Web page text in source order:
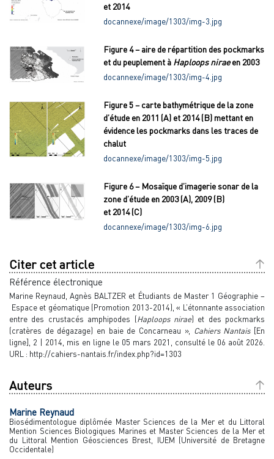
et 2014
docannexe/image/1303/img-3.jpg
Figure 4 – aire de répartition des pockmarks
et du peuplement à Haploops niraeen 2003
docannexe/image/1303/img-4.jpg
Figure 5 – carte bathymétrique de la zone
d’étude en 2011 (A) et 2014 (B) mettant en
évidence les pockmarks dans les traces de
chalut
docannexe/image/1303/img-5.jpg
Figure 6 – Mosaïque d’imagerie sonar de la
zone d’étude en 2003 (A), 2009 (B)
et 2014 (C)
docannexe/image/1303/img-6.jpg
Citer cet article
Référence électronique
Marine Reynaud ,Agnès BALTZER et Étudiants de Master 1 Géographie –
Espace et géomatique (Promotion 2013-2014) , « L’étonnante association
entre des crustacés amphipodes (Haploops nirae) et des pockmarks
(cratères de dégazage) en baie de Concarneau », Cahiers Nantais[En
ligne], 2 | 2014, mis en ligne le 05 mars 2021, consulté le 06 août 2026.
URL : http://cahiers-nantais.fr/index.php?id=1303
Auteurs
Marine Reynaud
Biosédimentologue diplômée Master Sciences de la Mer et du Littoral
Mention Sciences Biologiques Marines et Master Sciences de la Mer et
du Littoral Mention Géosciences Brest, IUEM (Université de Bretagne
Occidentale)